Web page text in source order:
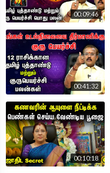
00:09:46
00:41:32
00:10:18